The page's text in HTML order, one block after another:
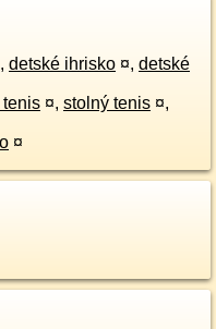
, detské ihrisko ¤, detské
¤, stolný tenis ¤,
¤